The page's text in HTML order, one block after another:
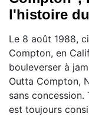
l'histoire
Le 8 août 1988,
Compton, en
bouleverser à
Outta Compton,
sans
est toujours